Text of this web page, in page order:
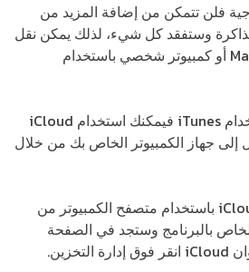
فلن تتمكن من إضافة المزيد من
الذاكرة وستفقد كل شيء، لذلك يمكن نقل
صور iPhone إلى جهاز Mac أو كمبيوتر شخصي باستخدام
إذا كنت لا ترغب في استخدام iTunes فيمكنك استخدام iCloud
إلى جهاز الكمبيوتر الخاص بك من خلال
1- تسجيل الدخول إلى iCloud باستخدام متصفح الكمبيوتر من
بالبرنامج وستجد في الصفحة